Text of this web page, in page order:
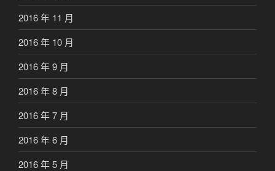
2016 年 11 月
2016 年 10 月
2016 年 9 月
2016 年 8 月
2016 年 7 月
2016 年 6 月
2016 年 5 月